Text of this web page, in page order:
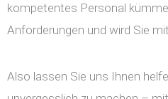
kompetentes Personal
Anforderungen und wird Sie
Also lassen Sie uns Ihnen